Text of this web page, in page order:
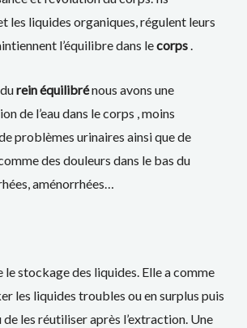
les liquides organiques, régulent leurs
l’équilibre dans lecorps.
durein équilibrénous avons une
de l’eau dans le corps , moins
problèmes urinaires ainsi que de
des douleurs dans le bas du
aménorrhées…
stockage des liquides. Elle a comme
les liquides troubles ou en surplus puis
les réutiliser après l’extraction. Une